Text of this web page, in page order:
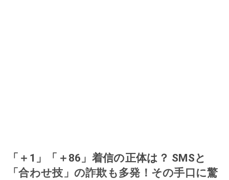
「＋1」「＋86」着信の正体は？ SMSと
「合わせ技」の詐欺も多発！その手口に驚